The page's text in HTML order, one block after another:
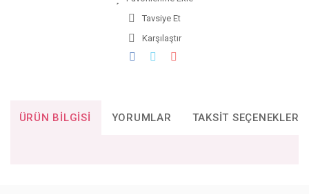
Tavsiye Et
Karşılaştır
ÜRÜN BILGISI YORUMLAR TAKSIT SEÇENEKLERI